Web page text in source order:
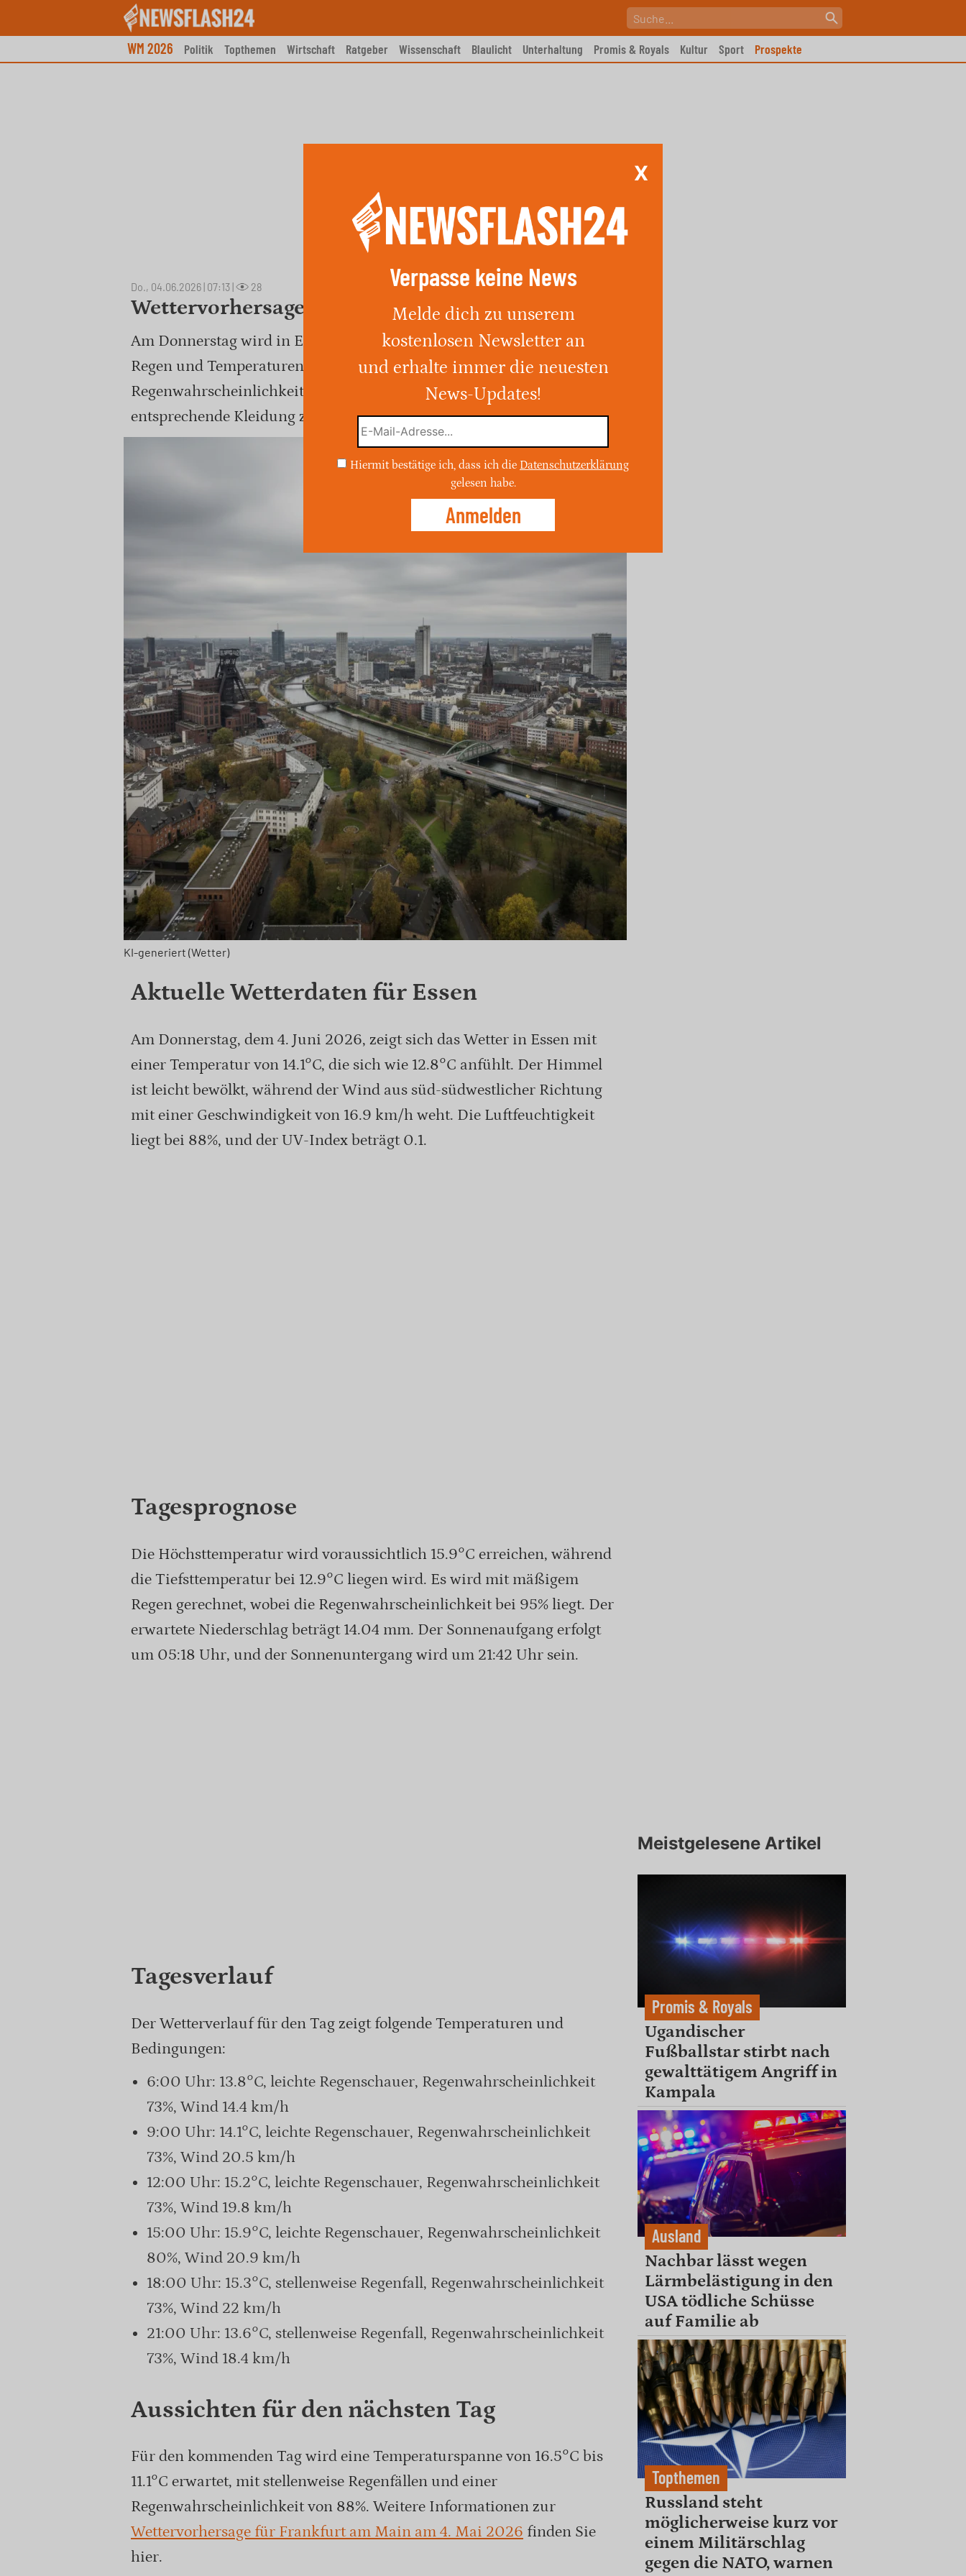
WM 2026 Politik Topthemen Wirtschaft Ratgeber Wissenschaft Blaulicht Unterhaltung Promis & Royals Kultur Sport Prospekte
Do., 04.06.2026 | 07:13 28
Wettervorhersage für Essen am 4. Juni 2026
Am Donnerstag wird in Essen ein ungemütlicher Tag mit mäßigem
Regen und Temperaturen zwischen 12.9°C und 15.9°C erwartet. Die
Regenwahrscheinlichkeit liegt bei 73% bis 95%, und es wird empfohlen,
entsprechende Kleidung zu tragen.
KI-generiert (Wetter)
Aktuelle Wetterdaten für Essen
Am Donnerstag, dem 4. Juni 2026, zeigt sich das Wetter in Essen mit
einer Temperatur von 14.1°C, die sich wie 12.8°C anfühlt. Der Himmel
ist leicht bewölkt, während der Wind aus süd-südwestlicher Richtung
mit einer Geschwindigkeit von 16.9 km/h weht. Die Luftfeuchtigkeit
liegt bei 88%, und der UV-Index beträgt 0.1.
Tagesprognose
Die Höchsttemperatur wird voraussichtlich 15.9°C erreichen, während
die Tiefsttemperatur bei 12.9°C liegen wird. Es wird mit mäßigem
Regen gerechnet, wobei die Regenwahrscheinlichkeit bei 95% liegt. Der
erwartete Niederschlag beträgt 14.04 mm. Der Sonnenaufgang erfolgt
um 05:18 Uhr, und der Sonnenuntergang wird um 21:42 Uhr sein.
Tagesverlauf
Der Wetterverlauf für den Tag zeigt folgende Temperaturen und
Bedingungen:
6:00 Uhr: 13.8°C, leichte Regenschauer, Regenwahrscheinlichkeit
73%, Wind 14.4 km/h
9:00 Uhr: 14.1°C, leichte Regenschauer, Regenwahrscheinlichkeit
73%, Wind 20.5 km/h
12:00 Uhr: 15.2°C, leichte Regenschauer, Regenwahrscheinlichkeit
73%, Wind 19.8 km/h
15:00 Uhr: 15.9°C, leichte Regenschauer, Regenwahrscheinlichkeit
80%, Wind 20.9 km/h
18:00 Uhr: 15.3°C, stellenweise Regenfall, Regenwahrscheinlichkeit
73%, Wind 22 km/h
21:00 Uhr: 13.6°C, stellenweise Regenfall, Regenwahrscheinlichkeit
73%, Wind 18.4 km/h
Aussichten für den nächsten Tag
Für den kommenden Tag wird eine Temperaturspanne von 16.5°C bis
11.1°C erwartet, mit stellenweise Regenfällen und einer
Regenwahrscheinlichkeit von 88%. Weitere Informationen zur
Wettervorhersage für Frankfurt am Main am 4. Mai 2026 finden Sie
hier.
Meistgelesene Artikel
Promis & Royals
Ugandischer
Fußballstar stirbt nach
gewalttätigem Angriff in
Kampala
Ausland
Nachbar lässt wegen
Lärmbelästigung in den
USA tödliche Schüsse
auf Familie ab
Topthemen
Russland steht
möglicherweise kurz vor
einem Militärschlag
gegen die NATO, warnen
X
Verpasse keine News
Melde dich zu unserem
kostenlosen Newsletter an
und erhalte immer die neuesten
News-Updates!
Hiermit bestätige ich, dass ich die Datenschutzerklärung
gelesen habe.